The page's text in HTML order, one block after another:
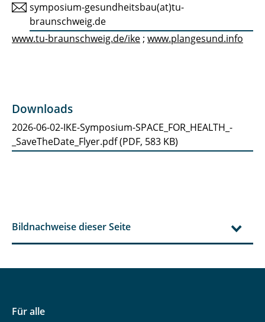
symposium-gesundheitsbau(at)tu-
braunschweig.de
www.tu-braunschweig.de/ike ; www.plangesund.info
Downloads
2026-06-02-IKE-Symposium-SPACE_FOR_HEALTH_-
_SaveTheDate_Flyer.pdf(PDF, 583 KB)
Bildnachweise dieser Seite
Für alle